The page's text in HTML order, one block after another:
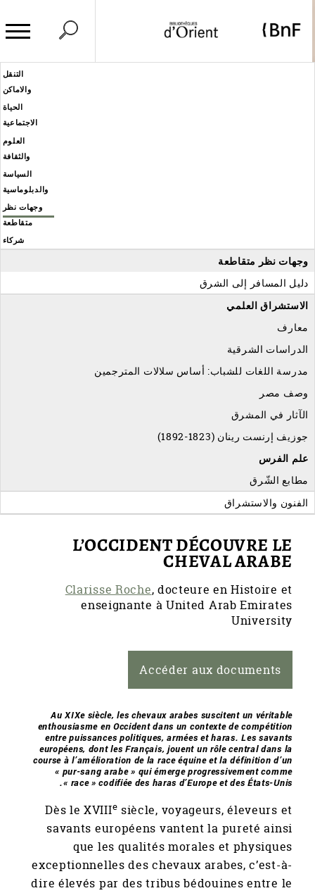
التنقل
والاماكن
الحياة
الاجتماعية
العلوم
والثقافة
السياسة
والدبلوماسية
وجهات نظر
متقاطعة
شركاء
وجهات نظر متقاطعة
دليل المسافر إلى الشرق
الاستشراق العلمي
معارف
الدراسات الشرقية
مدرسة اللغات للشباب: أساس سلالات المترجمين
وصف مصر
الآثار في المشرق
جوزيف إرنست رينان (1823-1892)
علم الفرس
مطابع الشّرق
الفنون والاستشراق
L’OCCIDENT DÉCOUVRE LE
CHEVAL ARABE
Clarisse Roche , docteure en Histoire et
enseignante à United Arab Emirates
University
Accéder aux documents
Au XIXe siècle, les chevaux arabes suscitent un véritable
enthousiasme en Occident dans un contexte de compétition
entre puissances politiques, armées et haras. Les savants
européens, dont les Français, jouent un rôle central dans la
course à l’amélioration de la race équine et la définition d’un
« pur-sang arabe » qui émerge progressivement comme
« race » codifiée des haras d’Europe et des États-Unis.
Dès le XVIIIe siècle, voyageurs, éleveurs et
savants européens vantent la pureté ainsi
que les qualités morales et physiques
exceptionnelles des chevaux arabes, c’est-à-
dire élevés par des tribus bédouines entre le